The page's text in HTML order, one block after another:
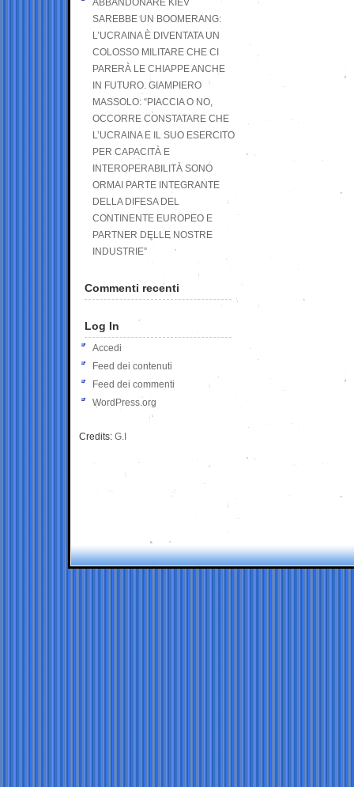
ABBANDONARE KIEV
SAREBBE UN BOOMERANG:
L’UCRAINA È DIVENTATA UN
COLOSSO MILITARE CHE CI
PARERÀ LE CHIAPPE ANCHE
IN FUTURO. GIAMPIERO
MASSOLO: “PIACCIA O NO,
OCCORRE CONSTATARE CHE
L’UCRAINA E IL SUO ESERCITO
PER CAPACITÀ E
INTEROPERABILITÀ SONO
ORMAI PARTE INTEGRANTE
DELLA DIFESA DEL
CONTINENTE EUROPEO E
PARTNER DELLE NOSTRE
INDUSTRIE”
Commenti recenti
Log In
Accedi
Feed dei contenuti
Feed dei commenti
WordPress.org
Credits: G.I